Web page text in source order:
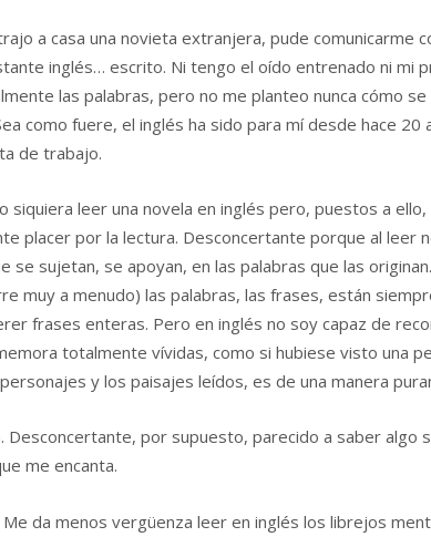
a casa una novieta extranjera, pude comunicarme
inglés… escrito. Ni tengo el oído entrenado ni mi
las palabras, pero no me planteo nunca cómo se
como fuere, el inglés ha sido para mí desde hace 20
de trabajo.
siquiera leer una novela en inglés pero, puestos a
placer por la lectura. Desconcertante porque al leer
se sujetan, se apoyan, en las palabras que las
muy a menudo) las palabras, las frases, están
frases enteras. Pero en inglés no soy capaz de
totalmente vívidas, como si hubiese visto una
y los paisajes leídos, es de una manera
Desconcertante, por supuesto, parecido a saber algo
me encanta.
Me da menos vergüenza leer en inglés los librejos